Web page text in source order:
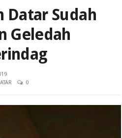
Datar Sudah
Geledah
0